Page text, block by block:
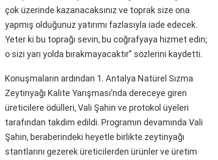
çok üzerinde kazanacaksınız ve toprak size ona
yapmış olduğunuz yatırımı fazlasıyla iade edecek.
Yeter ki bu toprağı sevin, bu coğrafyaya hizmet edin;
o sizi yarı yolda bırakmayacaktır” sözlerini kaydetti.
Konuşmaların ardından 1. Antalya Natürel Sızma
Zeytinyağı Kalite Yarışması’nda dereceye giren
üreticilere ödülleri, Vali Şahin ve protokol üyeleri
tarafından takdim edildi. Programın devamında Vali
Şahin, beraberindeki heyetle birlikte zeytinyağı
stantlarını gezerek üreticilerden ürünler ve üretim